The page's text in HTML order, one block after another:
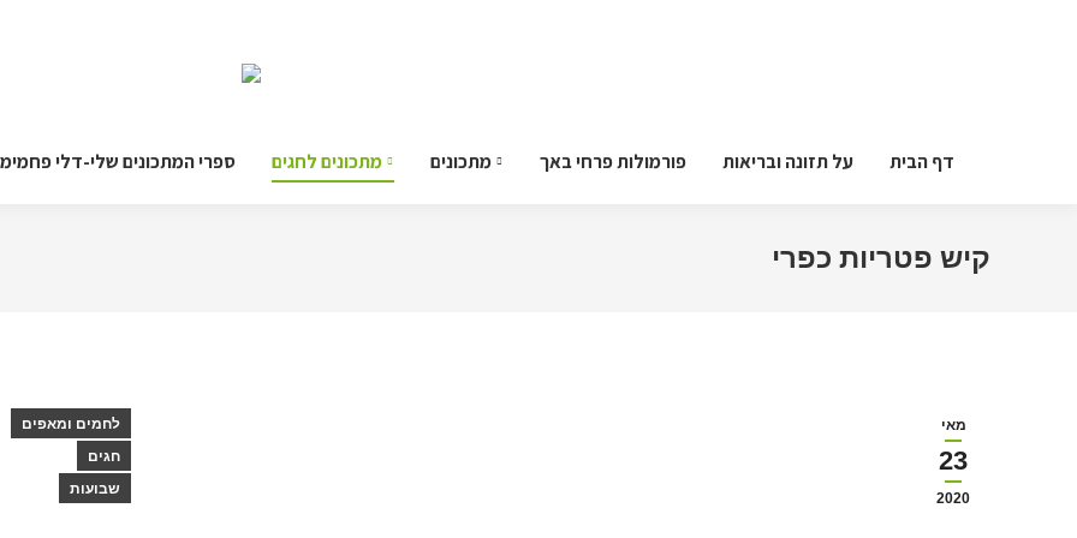
דף הבית על תזונה ובריאות פורמולות פרחי באך מתכונים מתכונים לחגים ספרי המתכונים שלי-דלי
קיש פטריות כפרי
מאי
23
2020
לחמים ומאפים
חגים
שבועות